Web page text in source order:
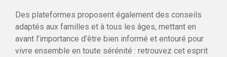
Des plateformes proposent également des conseils
adaptés aux familles et à tous les âges, mettant en
avant l’importance d’être bien informé et entouré pour
vivre ensemble en toute sérénité : retrouvez cet esprit